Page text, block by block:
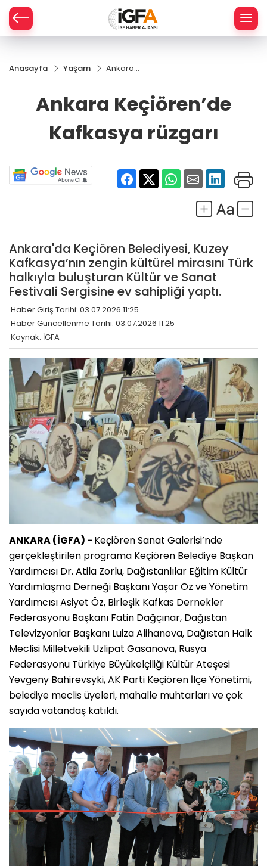
Anasayfa Yaşam
Ankara
rüzgarı
Ankara Keçiören’de
Kafkasya rüzgarı
Ankara'da Keçiören Belediyesi, Kuzey
Kafkasya’nın zengin kültürel mirasını Türk
halkıyla buluşturan Kültür ve Sanat
Festivali Sergisine ev sahipliği yaptı.
Haber Giriş Tarihi: 03.07.2026 11:25
Haber Güncellenme Tarihi: 03.07.2026 11:25
Kaynak: İGFA
ANKARA (İGFA) - Keçiören Sanat Galerisi’nde
gerçekleştirilen programa Keçiören Belediye Başkan
Yardımcısı Dr. Atila Zorlu, Dağıstanlılar Eğitim Kültür
Yardımlaşma Derneği Başkanı Yaşar Öz ve Yönetim
Yardımcısı Asiyet Öz, Birleşik Kafkas Dernekler
Federasyonu Başkanı Fatin Dağçınar, Dağıstan
Televizyonlar Başkanı Luiza Alihanova, Dağıstan Halk
Meclisi Milletvekili Uzlipat Gasanova, Rusya
Federasyonu Türkiye Büyükelçiliği Kültür Ateşesi
Yevgeny Bahirevsyki, AK Parti Keçiören İlçe Yönetimi,
belediye meclis üyeleri, mahalle muhtarları ve çok
sayıda vatandaş katıldı.